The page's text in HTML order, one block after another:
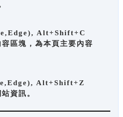
Alt+Shift+C
區塊，為本頁主要內容
Alt+Shift+Z
資訊。